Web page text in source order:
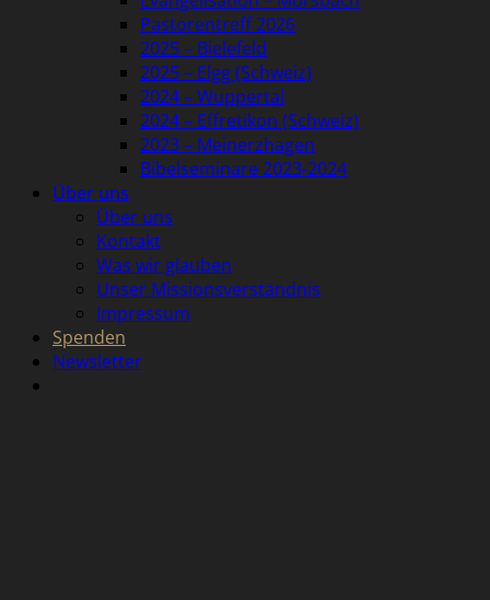
Pastorentreff 2026
2025 – Bielefeld
2025 – Elgg (Schweiz)
2024 – Wuppertal
2024 – Effretikon (Schweiz)
2023 – Meinerzhagen
Bibelseminare 2023-2024
Über uns
Über uns
Kontakt
Was wir glauben
Unser Missionsverständnis
Impressum
Spenden
Newsletter